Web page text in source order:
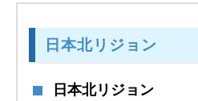
日本北リジョン
日本北リジョン